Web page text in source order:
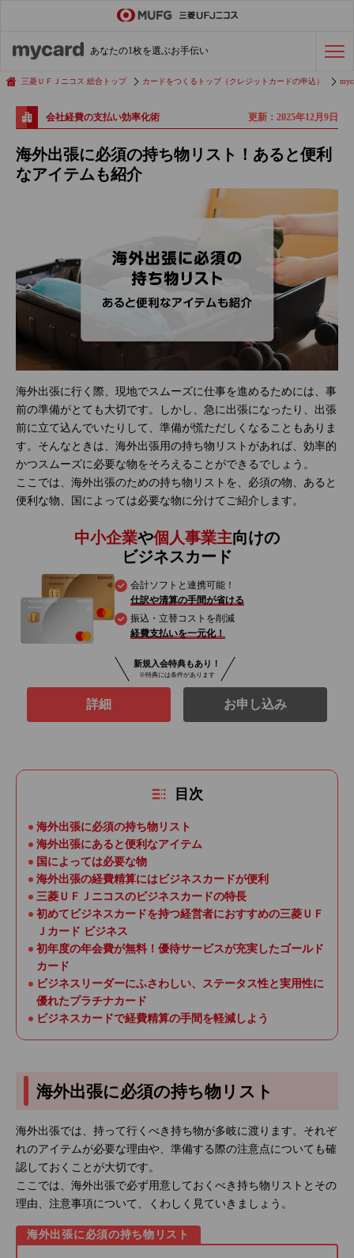
あなたの1枚を選ぶお手伝い
会社経費の支払い 効率化術
三菱ＵＦＪニコス 総合トップ カードをつくるトップ（クレジットカードの申込）
会社経費の支払い効率化術 更新：2025年12月9日
海外出張に必須の持ち物リスト！あると便利
なアイテムも紹介
海外出張に行く際、現地でスムーズに仕事を進めるためには、事
前の準備がとても大切です。しかし、急に出張になったり、出張
前に立て込んでいたりして、準備が慌ただしくなることもありま
す。そんなときは、海外出張用の持ち物リストがあれば、効率的
かつスムーズに必要な物をそろえることができるでしょう。
ここでは、海外出張のための持ち物リストを、必須の物、あると
便利な物、国によっては必要な物に分けてご紹介します。
中小企業や個人事業主向けの
ビジネスカード
会計ソフトと連携可能！
仕訳や清算の手間が省ける
振込・立替コストを削減
経費支払いを一元化！
新規入会特典もあり！
※特典には条件があります
詳細 お申し込み
目次
海外出張に必須の持ち物リスト
海外出張にあると便利なアイテム
国によっては必要な物
海外出張の経費精算にはビジネスカードが便利
三菱ＵＦＪニコスのビジネスカードの特長
初めてビジネスカードを持つ経営者におすすめの三菱ＵＦ
Ｊカード ビジネス
初年度の年会費が無料！優待サービスが充実したゴールド
カード
ビジネスリーダーにふさわしい、ステータス性と実用性に
優れたプラチナカード
ビジネスカードで経費精算の手間を軽減しよう
海外出張に必須の持ち物リスト
海外出張では、持って行くべき持ち物が多岐に渡ります。それぞ
れのアイテムが必要な理由や、準備する際の注意点についても確
認しておくことが大切です。
ここでは、海外出張で必ず用意しておくべき持ち物リストとその
理由、注意事項について、くわしく見ていきましょう。
海外出張に必須の持ち物リスト